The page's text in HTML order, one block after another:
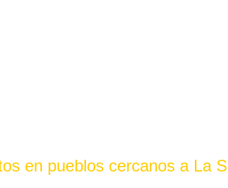
en pueblos cercanos a La